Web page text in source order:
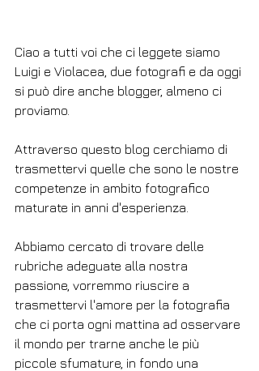
Ciao a tutti voi che ci leggete siamo
Luigi e Violacea, due fotografi e da oggi
si può dire anche blogger, almeno ci
proviamo.
Attraverso questo blog cerchiamo di
trasmettervi quelle che sono le nostre
competenze in ambito fotografico
maturate in anni d'esperienza.
Abbiamo cercato di trovare delle
rubriche adeguate alla nostra
passione, vorremmo riuscire a
trasmettervi l'amore per la fotografia
che ci porta ogni mattina ad osservare
il mondo per trarne anche le più
piccole sfumature, in fondo una